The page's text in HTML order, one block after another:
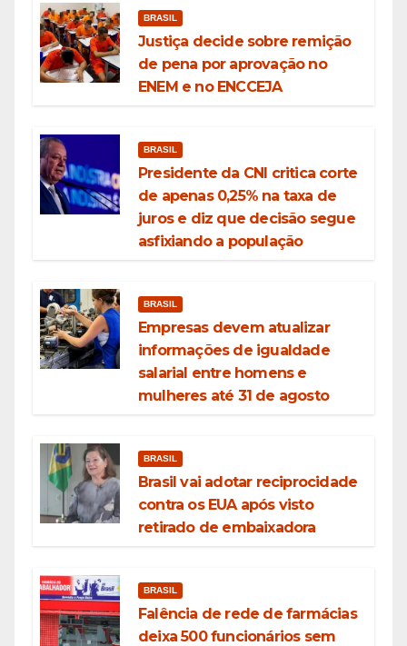
BRASIL
Justiça decide sobre remição
de pena por aprovação no
ENEM e no ENCCEJA
BRASIL
Presidente da CNI critica corte
de apenas 0,25% na taxa de
juros e diz que decisão segue
asfixiando a população
BRASIL
Empresas devem atualizar
informações de igualdade
salarial entre homens e
mulheres até 31 de agosto
BRASIL
Brasil vai adotar reciprocidade
contra os EUA após visto
retirado de embaixadora
BRASIL
Falência de rede de farmácias
deixa 500 funcionários sem